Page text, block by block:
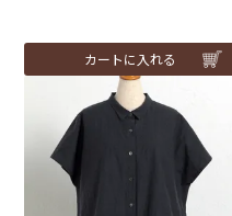
カートに入れる